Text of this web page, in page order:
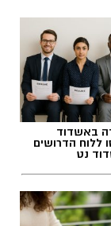
באשדוד
ללוח הדרושים
נט